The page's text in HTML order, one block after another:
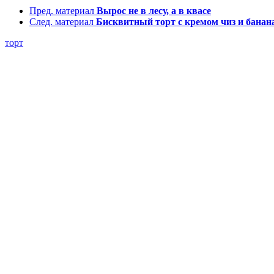
Пред. материал Вырос не в лесу, а в квасе
След. материал Бисквитный торт с кремом чиз и
торт